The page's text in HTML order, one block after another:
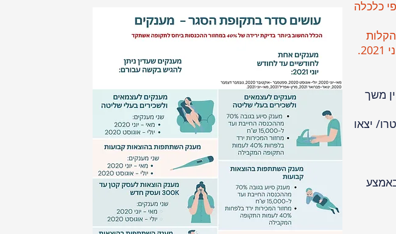
כלכלה
עד יוני 2021 (לעניין משך
בני 67 ומעלה עד יוני 2021 שפוטרו/ יצאו